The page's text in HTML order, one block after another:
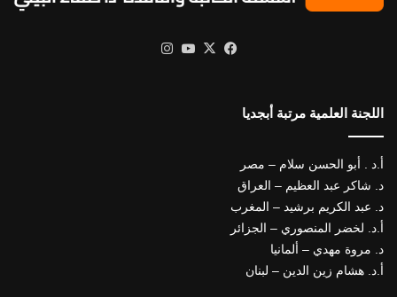
فيسبوك
X يوتيوب
اللجنة العلمية مرتبة أبجديا
أ.د . أبو الحسن سلام – مصر
د. شاكر عبد العظيم – العراق
د. عبد الكريم برشيد – المغرب
أ.د. لخضر المنصوري – الجزائر
د. مروة مهدي – ألمانيا
أ.د. هشام زين الدين – لبنان